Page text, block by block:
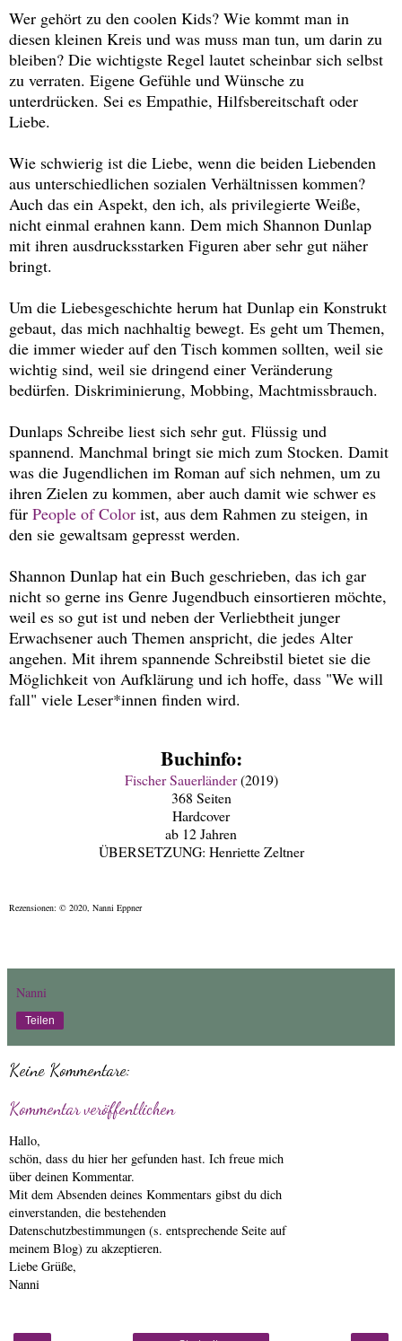
Wer gehört zu den coolen Kids? Wie kommt man in
diesen kleinen Kreis und was muss man tun, um darin zu
bleiben? Die wichtigste Regel lautet scheinbar sich selbst
zu verraten. Eigene Gefühle und Wünsche zu
unterdrücken. Sei es Empathie, Hilfsbereitschaft oder
Liebe.
Wie schwierig ist die Liebe, wenn die beiden Liebenden
aus unterschiedlichen sozialen Verhältnissen kommen?
Auch das ein Aspekt, den ich, als privilegierte Weiße,
nicht einmal erahnen kann. Dem mich Shannon Dunlap
mit ihren ausdrucksstarken Figuren aber sehr gut näher
bringt.
Um die Liebesgeschichte herum hat Dunlap ein Konstrukt
gebaut, das mich nachhaltig bewegt. Es geht um Themen,
die immer wieder auf den Tisch kommen sollten, weil sie
wichtig sind, weil sie dringend einer Veränderung
bedürfen. Diskriminierung, Mobbing, Machtmissbrauch.
Dunlaps Schreibe liest sich sehr gut. Flüssig und
spannend. Manchmal bringt sie mich zum Stocken. Damit
was die Jugendlichen im Roman auf sich nehmen, um zu
ihren Zielen zu kommen, aber auch damit wie schwer es
für People of Color ist, aus dem Rahmen zu steigen, in
den sie gewaltsam gepresst werden.
Shannon Dunlap hat ein Buch geschrieben, das ich gar
nicht so gerne ins Genre Jugendbuch einsortieren möchte,
weil es so gut ist und neben der Verliebtheit junger
Erwachsener auch Themen anspricht, die jedes Alter
angehen. Mit ihrem spannende Schreibstil bietet sie die
Möglichkeit von Aufklärung und ich hoffe, dass "We will
fall" viele Leser*innen finden wird.
Buchinfo:
Fischer Sauerländer(2019)
368 Seiten
Hardcover
ab 12 Jahren
ÜBERSETZUNG: Henriette Zeltner
Rezensionen: © 2020, Nanni Eppner
Nanni
Teilen
Keine Kommentare:
Kommentar veröffentlichen
Hallo,
schön, dass du hier her gefunden hast. Ich freue mich
über deinen Kommentar.
Mit dem Absenden deines Kommentars gibst du dich
einverstanden, die bestehenden
Datenschutzbestimmungen (s. entsprechende Seite auf
meinem Blog) zu akzeptieren.
Liebe Grüße,
Nanni